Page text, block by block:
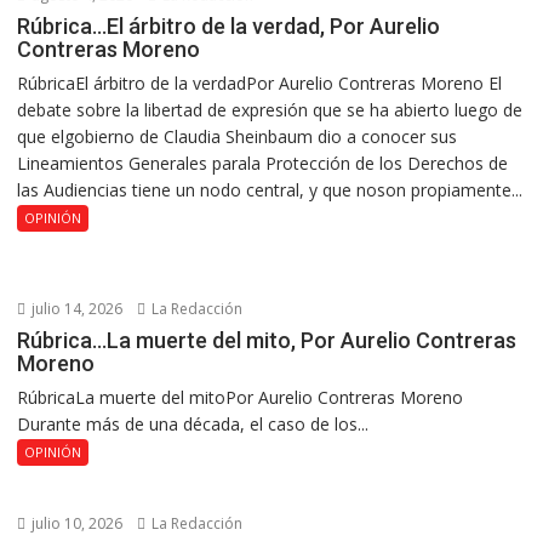
Rúbrica…El árbitro de la verdad, Por Aurelio
Contreras Moreno
RúbricaEl árbitro de la verdadPor Aurelio Contreras Moreno El
debate sobre la libertad de expresión que se ha abierto luego de
que elgobierno de Claudia Sheinbaum dio a conocer sus
Lineamientos Generales parala Protección de los Derechos de
las Audiencias tiene un nodo central, y que noson propiamente...
OPINIÓN
julio 14, 2026 La Redacción
Rúbrica…La muerte del mito, Por Aurelio Contreras
Moreno
RúbricaLa muerte del mitoPor Aurelio Contreras Moreno
Durante más de una década, el caso de los...
OPINIÓN
julio 10, 2026 La Redacción